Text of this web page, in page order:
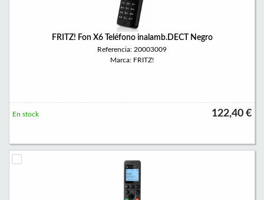
FRITZ! Fon X6 Teléfono inalamb.DECT Negro
Referencia: 20003009
Marca: FRITZ!
122,40 €
En stock